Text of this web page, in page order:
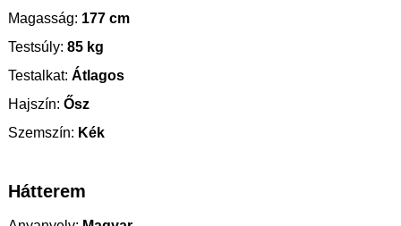
Magasság: 177 cm
Testsúly: 85 kg
Testalkat: Átlagos
Hajszín: Ősz
Szemszín: Kék
Hátterem